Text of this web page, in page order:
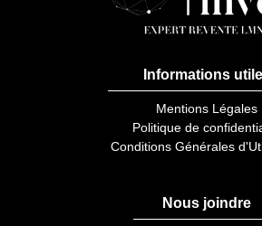
Informations
Mentions Légales
Politique de
Conditions Générales
Nous joindre